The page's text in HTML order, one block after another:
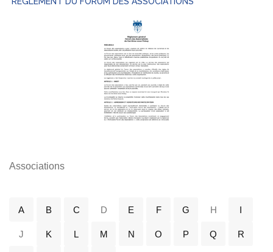
Associations
A B C D E F G H I
J K L M N O P Q R